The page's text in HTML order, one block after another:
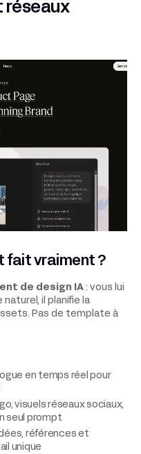
réseaux
fait vraiment ?
de design IA : vous lui
il planifie la
Pas de template à
en temps réel pour
visuels réseaux sociaux,
seul prompt
références et
unique